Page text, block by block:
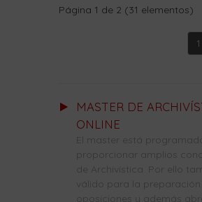
Página 1 de 2 (31 elementos)
1
MASTER DE
ONLINE
El master está
proporcionar amplios
de Archivística. Por ello
válido para la preparación
oposiciones y además